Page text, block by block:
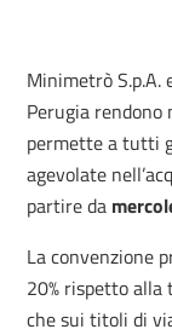
Minimetrò S.p.A.
Perugia
permette a tutti
agevolate
partire da
La convenzione
20% rispetto alla
che sui titoli di